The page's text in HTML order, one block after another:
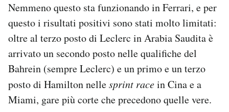
Nemmeno questo sta funzionando in Ferrari, e per
questo i risultati positivi sono stati molto limitati:
oltre al terzo posto di Leclerc in Arabia Saudita è
arrivato un secondo posto nelle qualifiche del
Bahrein (sempre Leclerc) e un primo e un terzo
posto di Hamilton nellesprint racein Cina e a
Miami, gare più corte che precedono quelle vere.